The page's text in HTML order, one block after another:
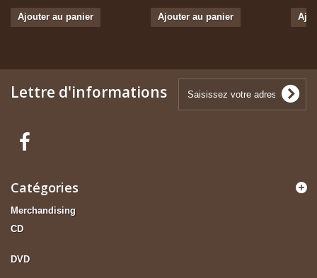
Ajouter au panier Ajouter au panier
Lettre d'informations
Catégories
Merchandising
CD
DVD